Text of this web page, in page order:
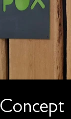
Concept